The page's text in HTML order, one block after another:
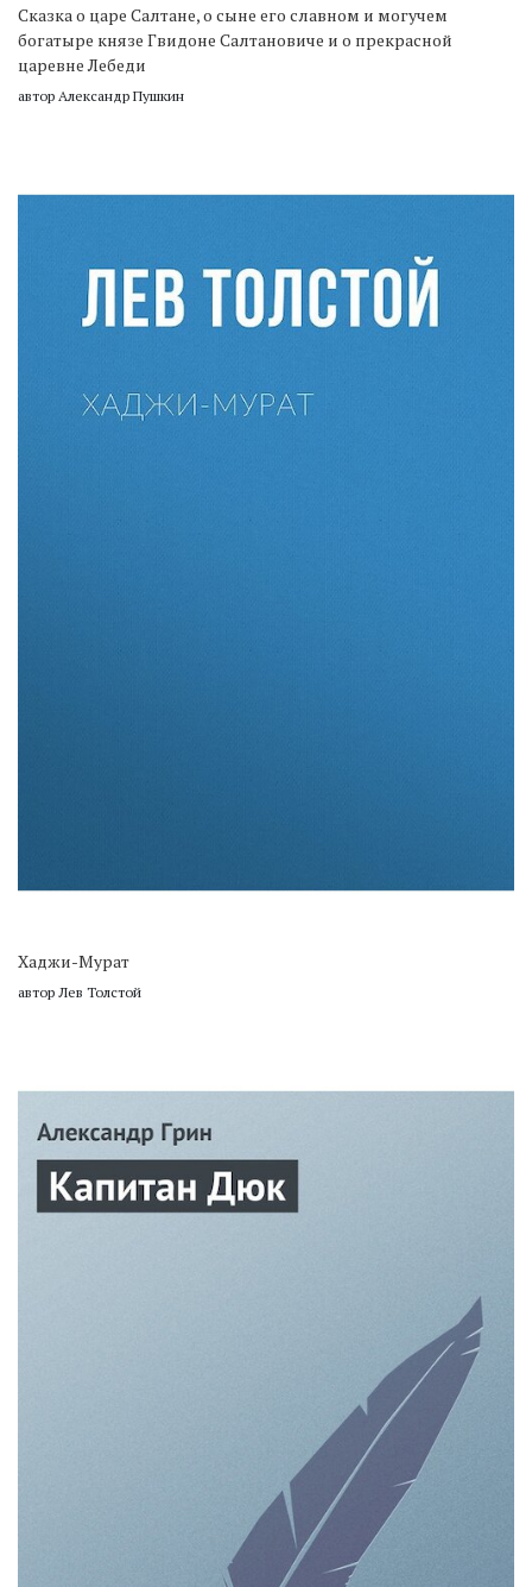
Сказка о царе Салтане, о сыне его славном и могучем
богатыре князе Гвидоне Салтановиче и о прекрасной
царевне Лебеди
автор Александр Пушкин
Хаджи-Мурат
автор Лев Толстой